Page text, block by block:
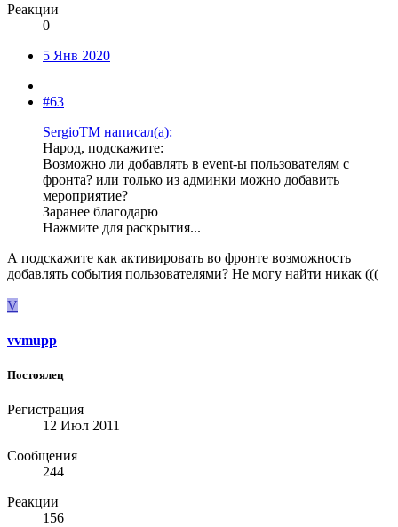
Реакции
0
5 Янв 2020
#63
SergioTM написал(а):
Народ, подскажите:
Возможно ли добавлять в event-ы пользователям с
фронта? или только из админки можно добавить
мероприятие?
Заранее благодарю
Нажмите для раскрытия...
А подскажите как активировать во фронте возможность
добавлять события пользователями? Не могу найти никак (((
V
vvmupp
Постоялец
Регистрация
12 Июл 2011
Сообщения
244
Реакции
156